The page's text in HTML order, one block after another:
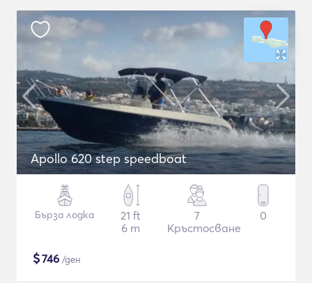
Apollo 620 step speedboat
Бърза лодка
21 ft
6 m
7
Кръстосване
0
$746 /ден